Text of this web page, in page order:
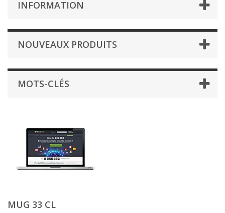
INFORMATION
NOUVEAUX PRODUITS
MOTS-CLÉS
MUG 33 CL